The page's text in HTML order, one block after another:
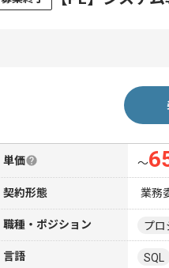
単価 〜
契約形態 業務
職種・ポジション プロ
言語 SQL